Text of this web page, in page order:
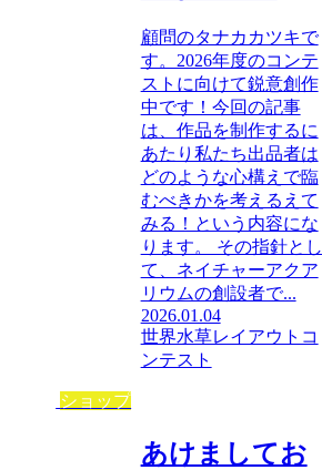
顧問のタナカカツキで
す。2026年度のコンテ
ストに向けて鋭意創作
中です！今回の記事
は、作品を制作するに
あたり私たち出品者は
どのような心構えで臨
むべきかを考えるえて
みる！という内容にな
ります。 その指針とし
て、ネイチャーアクア
リウムの創設者で...
2026.01.04
世界水草レイアウトコ
ンテスト
ショップ
あけましてお